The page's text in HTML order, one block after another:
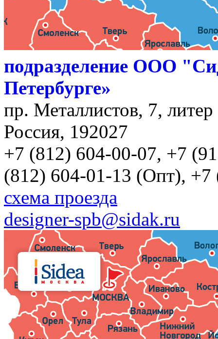
подразделение ООО
Петербурге»
пр. Металлистов, 7,
Россия, 192027
+7 (812) 604-00-07, +7
(812) 604-01-13 (Опт), +7
схема проезда
designer-spb@sidak.ru